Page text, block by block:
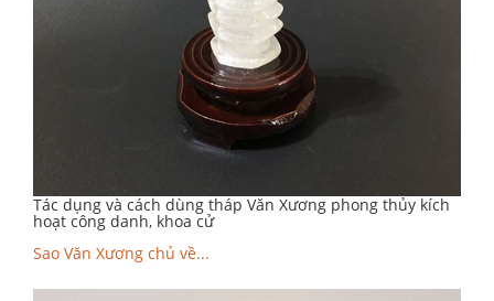
Tác dụng và cách dùng tháp Văn Xương phong thủy kích
hoạt công danh, khoa cử
Sao Văn Xương chủ về...